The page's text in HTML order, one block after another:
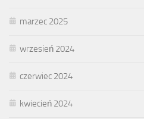
marzec 2025
wrzesień 2024
czerwiec 2024
kwiecień 2024